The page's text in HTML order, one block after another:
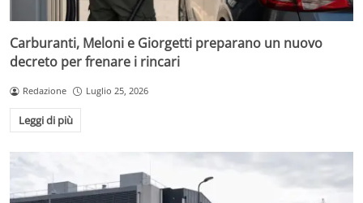
Carburanti, Meloni e Giorgetti preparano un nuovo
decreto per frenare i rincari
Redazione Luglio 25, 2026
Leggi di più